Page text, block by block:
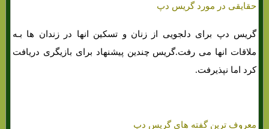
حقایقی در مورد گریس دپ
گریس دپ برای دلجویی از زنان و تسکین انها در زندان ها بـه
ملاقات انها می رفت.گریس چندین پیشنهاد برای بازیگری دریافت
کرد اما نپذیرفت.
معروف ترین گفته های گریس دپ